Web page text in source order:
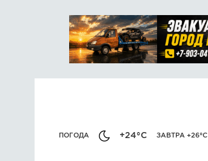
ПОГОДА +24°C ЗАВТРА +26°C